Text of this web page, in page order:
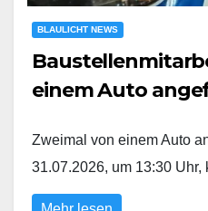
BLAULICHT NEWS
einem Auto
Zweimal von einem Auto
31.07.2026, um 13:30